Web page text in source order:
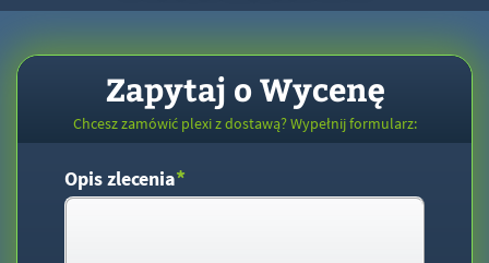
Zapytaj o Wycenę
Chcesz zamówić plexi z dostawą? Wypełnij formularz:
Opis zlecenia*